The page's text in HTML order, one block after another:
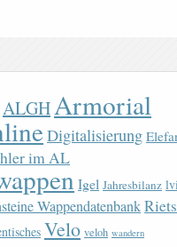
ALGH Armorial
Digitalisierung
im AL
Igel Jahresbilanz lvi
Wappendatenbank
Velo veloh wandern